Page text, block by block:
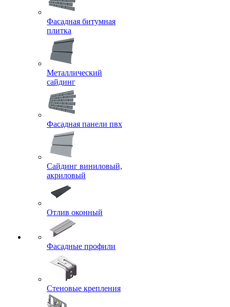
Фасадная битумная
плитка
Металлический
сайдинг
Фасадная панели пвх
Сайдинг виниловый,
акриловый
Отлив оконный
Фасадные профили
Стеновые крепления